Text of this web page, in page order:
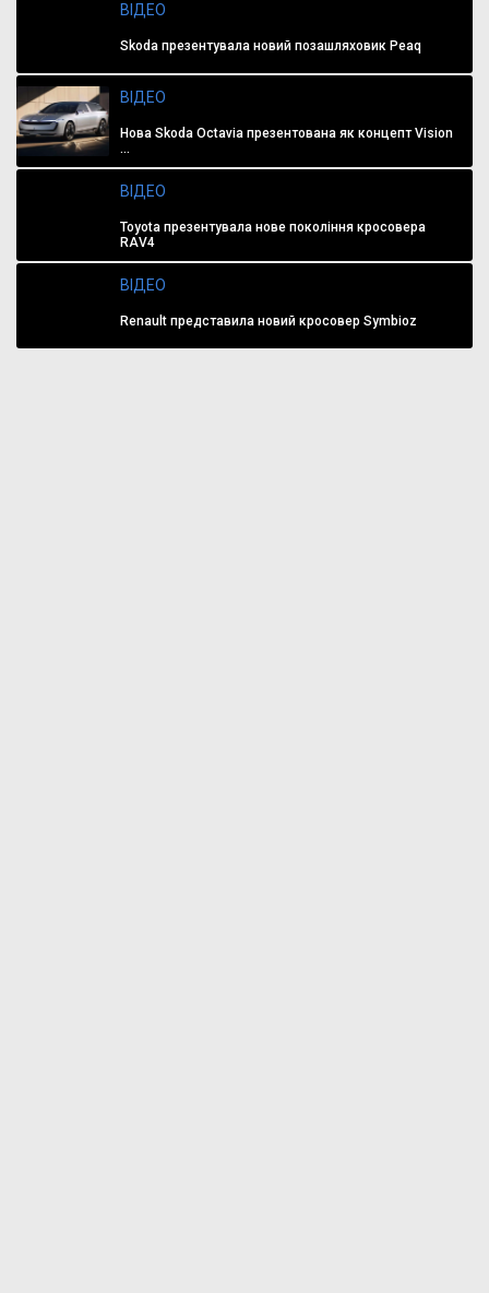
ВІДЕО
Skoda презентувала новий позашляховик Peaq
ВІДЕО
Нова Skoda Octavia презентована як концепт Vision
...
ВІДЕО
Toyota презентувала нове покоління кросовера
RAV4
ВІДЕО
Renault представила новий кросовер Symbioz